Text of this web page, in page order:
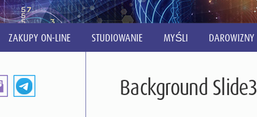
ZAKUPY ON-LINE STUDIOWANIE MYŚLI DAROWIZNY
Background Slide3